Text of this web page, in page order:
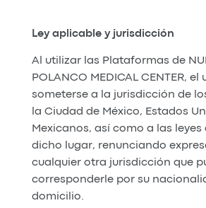
Ley aplicable y jurisdicción
Al utilizar las Plataformas de
POLANCO MEDICAL CENTER,
someterse a la jurisdicción de
la Ciudad de México, Estados
Mexicanos, así como a las leyes
dicho lugar, renunciando
cualquier otra jurisdicción que
corresponderle por su
domicilio.